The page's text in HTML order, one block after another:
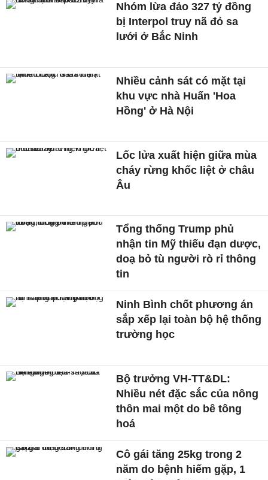
Nhóm lừa đảo 327 tỷ đồng
bị Interpol truy nã đỏ sa
lưới ở Bắc Ninh
Nhiều cảnh sát có mặt tại
khu vực nhà Huấn 'Hoa
Hồng' ở Hà Nội
Lốc lửa xuất hiện giữa mùa
cháy rừng khốc liệt ở châu
Âu
Tổng thống Trump phủ
nhận tin Mỹ thiếu đạn dược,
doạ bỏ tù người rò rỉ thông
tin
Ninh Bình chốt phương án
sắp xếp lại toàn bộ hệ thống
trường học
Bộ trưởng VH-TT&DL:
Nhiều nét đặc sắc của nông
thôn mai một do bê tông
hoá
Cô gái tăng 25kg trong 2
năm do bệnh hiếm gặp, 1